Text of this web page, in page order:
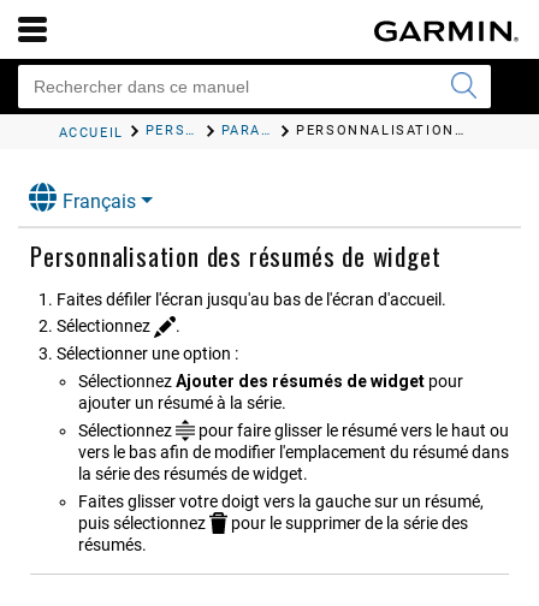
ACCUEIL PERSONNALISATION DE L'APPAREIL PARAMÈTRES SYSTÈME PERSONNALISATION DES RÉSUMÉS DE WIDGET
Français
Personnalisation des résumés de widget
Faites défiler l'écran jusqu'au bas de l'écran d'accueil.
Sélectionnez
.
Sélectionner une option :
SélectionnezAjouter des résumés de widget pour
ajouter un résumé à la série.
Sélectionnez
pour faire glisser le résumé vers le haut ou
vers le bas afin de modifier l'emplacement du résumé dans
la série des résumés de widget.
Faites glisser votre doigt vers la gauche sur un résumé,
puis sélectionnez
pour le supprimer de la série des
résumés.